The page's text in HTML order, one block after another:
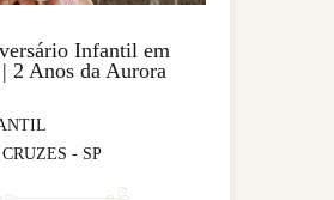
Infantil em
2 Anos da Aurora
- SP